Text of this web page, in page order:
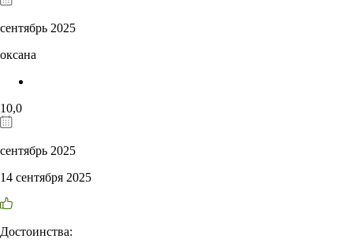
сентябрь 2025
оксана
10,0
сентябрь 2025
14 сентября 2025
Достоинства: